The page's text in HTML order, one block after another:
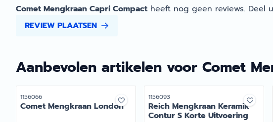
Comet Mengkraan Capri Compact heeft nog geen reviews. Deel
REVIEW PLAATSEN
Aanbevolen artikelen voor Comet
Artikelnummer
1156066
Comet Mengkraan London
Artikelnummer
1156093
Reich Mengkraan Keramik
Contur S Korte Uitvoering